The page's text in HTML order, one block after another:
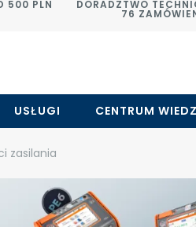
500 PLN DORADZTWO
76
USŁUGI CENTRUM
zasilania